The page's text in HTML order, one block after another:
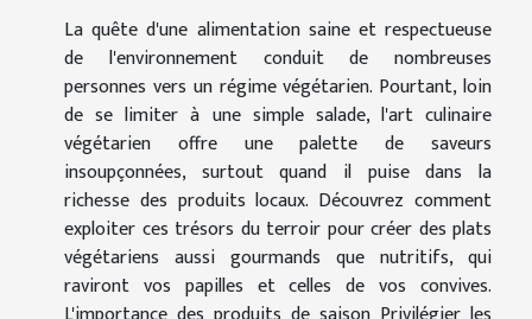
La quête d'une alimentation saine et respectueuse
de l'environnement conduit de nombreuses
personnes vers un régime végétarien. Pourtant, loin
de se limiter à une simple salade, l'art culinaire
végétarien offre une palette de saveurs
insoupçonnées, surtout quand il puise dans la
richesse des produits locaux. Découvrez comment
exploiter ces trésors du terroir pour créer des plats
végétariens aussi gourmands que nutritifs, qui
raviront vos papilles et celles de vos convives.